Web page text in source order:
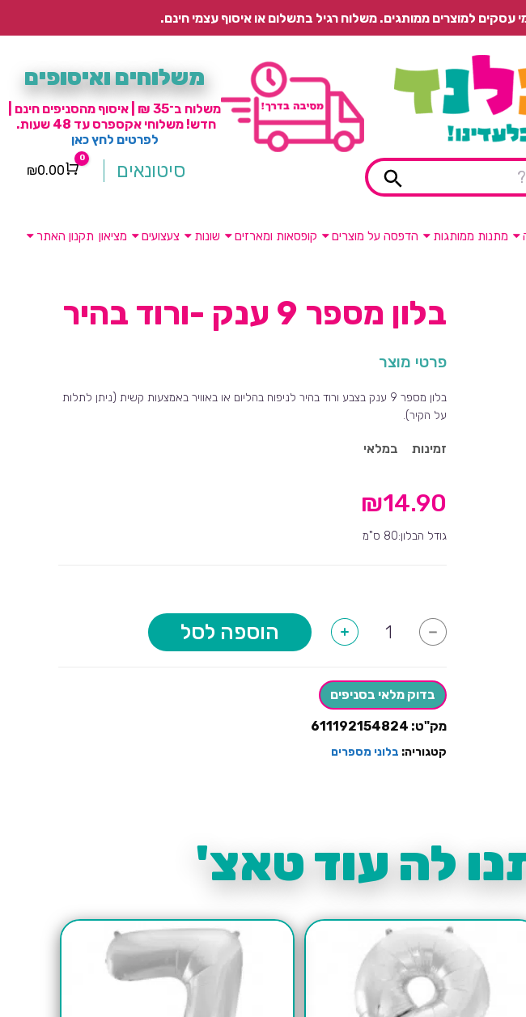
משלוחים ואיסופים
משלוח ב־35 ₪ | איסוף מהסניפים חינם |
חדש! משלוחי אקספרס עד 48 שעות.
לפרטים לחץ כאן
סיטונאים Cart
0
₪0.00
מתנות ממותגות הדפסה על מוצרים קופסאות ומארזים שונות צעצועים מציאון תקנון האתר
בלון מספר 9 ענק -ורוד בהיר
פרטי מוצר
בלון מספר 9 ענק בצבע ורוד בהיר לניפוח בהליום או באוויר באמצעות קשית (ניתן לתלות
על הקיר).
זמינות במלאי
₪14.90
גודל הבלון:80 ס"מ
-
של
ענק
-
ורוד
בהיר
+ הוספה לסל
בדוק מלאי בסניפים
מק"ט: 611192154824
קטגוריה: בלוני מספרים
לה עוד טאצ'